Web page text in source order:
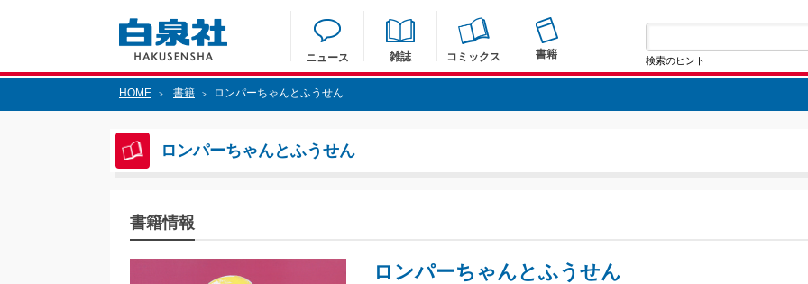
ニュース 雑誌 コミックス 書籍 検索のヒント
HOME > 書籍 > ロンパーちゃんとふうせん
ロンパーちゃんとふうせん
書籍情報
ロンパーちゃんとふうせん